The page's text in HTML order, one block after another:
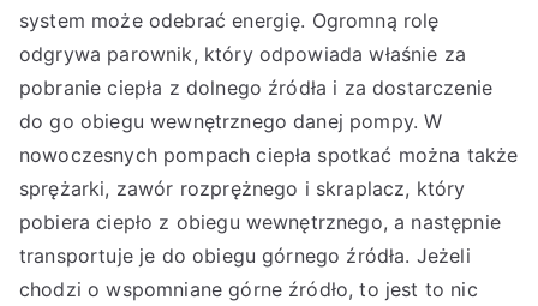
system może odebrać energię. Ogromną rolę
odgrywa parownik, który odpowiada właśnie za
pobranie ciepła z dolnego źródła i za dostarczenie
do go obiegu wewnętrznego danej pompy. W
nowoczesnych pompach ciepła spotkać można także
sprężarki, zawór rozprężnego i skraplacz, który
pobiera ciepło z obiegu wewnętrznego, a następnie
transportuje je do obiegu górnego źródła. Jeżeli
chodzi o wspomniane górne źródło, to jest to nic